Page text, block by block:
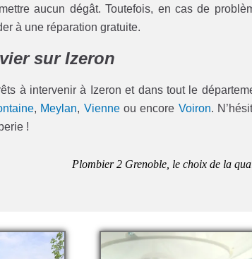
aucun dégât. Toutefois, en cas de
à une réparation gratuite.
sur Izeron
à intervenir à Izeron et dans tout le
, Meylan, Vienneou encore Voiron.
!
Plombier 2 Grenoble, le choix de la